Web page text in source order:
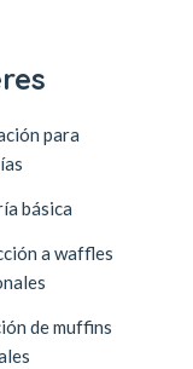
para
básica
a waffles
de muffins